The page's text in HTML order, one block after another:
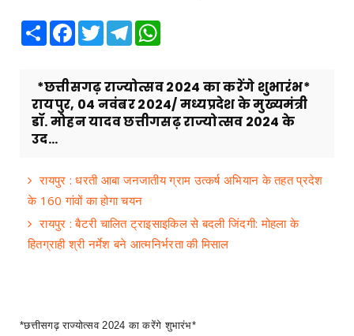
Share Facebook
TwitterTelegram
*छत्तीसगढ़ राज्योत्सव 2024 का करेंगे शुभारंभ*
रायपुर, 04 नवंबर 2024/ मध्यप्रदेश के मुख्यमंत्री
डॉ. मोहन यादव छत्तीगसढ़ राज्योत्सव 2024 के
उद...
रायपुर : धरती आबा जनजातीय ग्राम उत्कर्ष अभियान के तहत प्रदेश
के 160 गांवों का होगा चयन
रायपुर : बैटरी चालित ट्राइसाइकिल से बदली जिंदगी: मोहला के
हितग्राही श्री नर्मेश बने आत्मनिर्भरता की मिसाल
*छत्तीसगढ़ राज्योत्सव 2024 का करेंगे शुभारंभ*